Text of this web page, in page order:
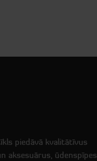
piedāvā kvalitātīvus
aksesuārus, ūdenspīpes